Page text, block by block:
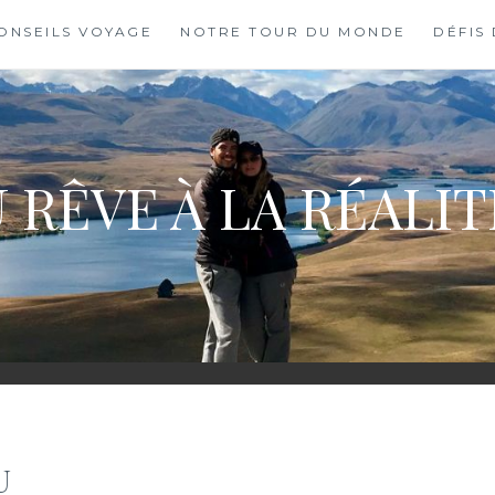
VOYAGE NOTRE TOUR DU MONDE DÉFIS
RÊVE À LA